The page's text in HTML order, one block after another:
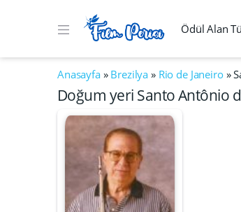
Ödül Alan
Anasayfa» Brezilya » Rio de Janeiro»
Doğum yeri Santo Antônio